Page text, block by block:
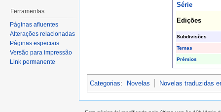
Série
Edições
Subdivisões
Temas
Prémios
Categorias: Novelas Novelas traduzidas
Ferramentas
Páginas afluentes
Alterações relacionadas
Páginas especiais
Versão para impressão
Link permanente